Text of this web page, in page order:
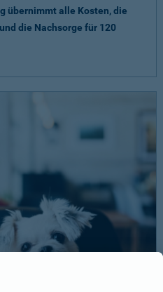
übernimmt alle Kosten, die
die Nachsorge für 120